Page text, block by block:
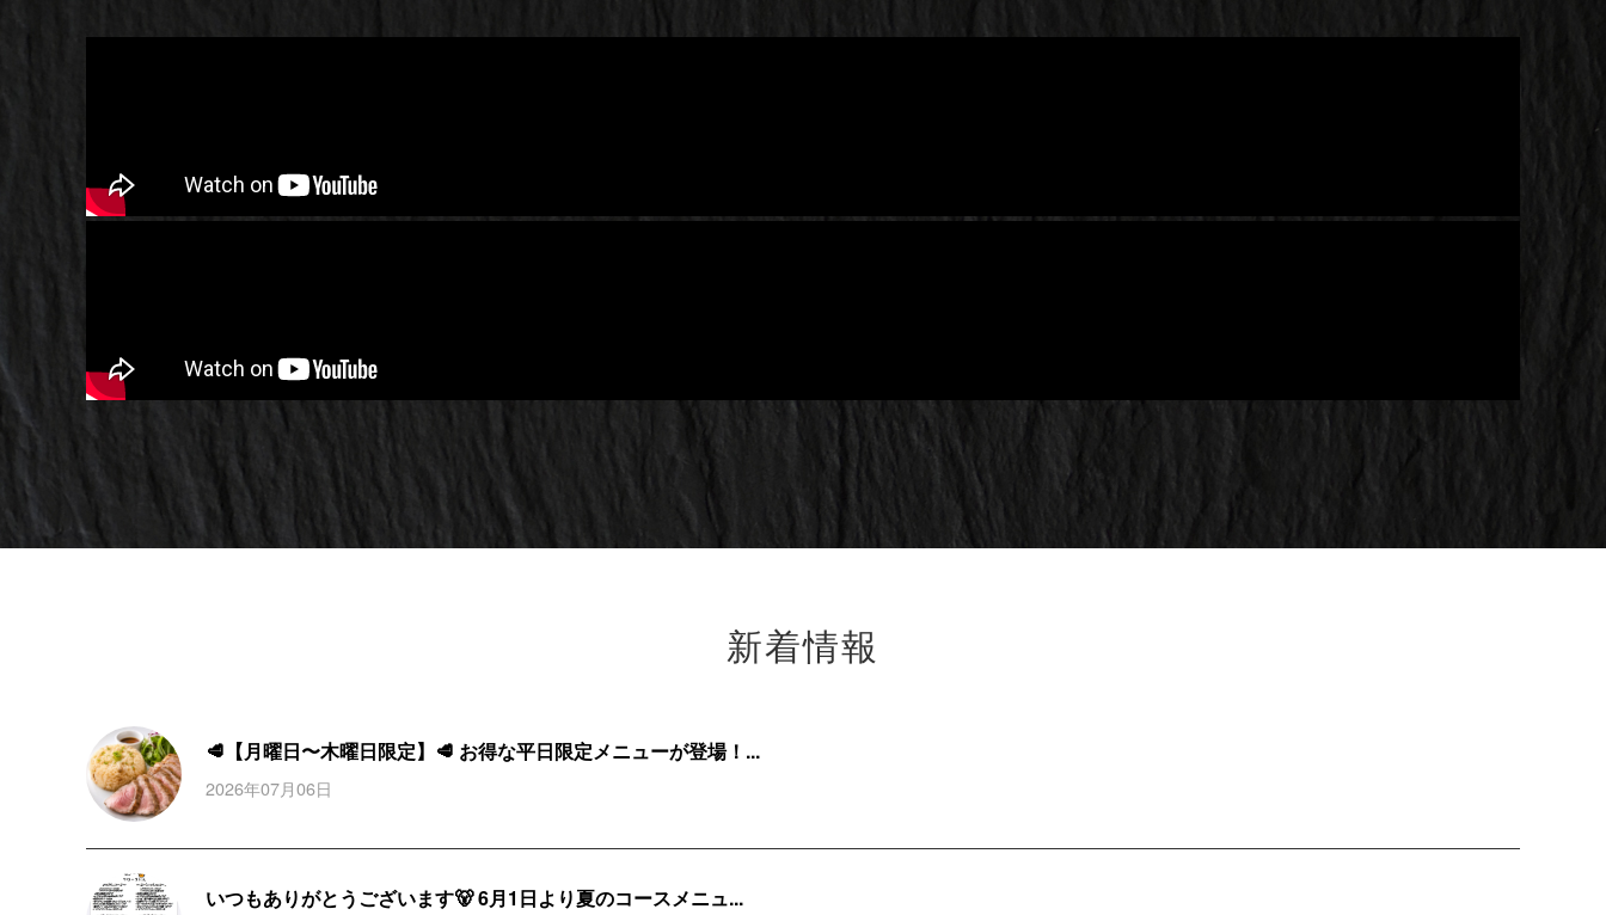
新着情報
🥩【月曜日〜木曜日限定】🥩 お得な平日限定メニューが登場！...
2026年07月06日
いつもありがとうございます🐻 6月1日より夏のコースメニュ...